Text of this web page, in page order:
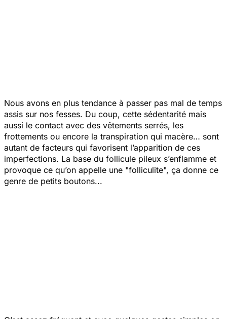
Nous avons en plus tendance à passer pas mal de temps
assis sur nos fesses. Du coup, cette sédentarité mais
aussi le contact avec des vêtements serrés, les
frottements ou encore la transpiration qui macère… sont
autant de facteurs qui favorisent l’apparition de ces
imperfections. La base du follicule pileux s’enflamme et
provoque ce qu’on appelle une "folliculite", ça donne ce
genre de petits boutons...